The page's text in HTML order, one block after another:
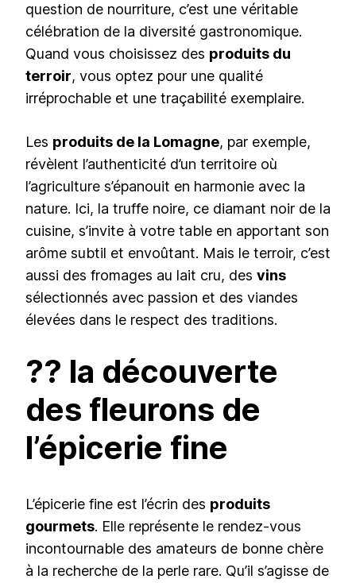
question de nourriture, c’est une véritable
célébration de la diversité gastronomique.
Quand vous choisissez des produits du
terroir, vous optez pour une qualité
irréprochable et une traçabilité exemplaire.
Les produits de la Lomagne, par exemple,
révèlent l’authenticité d’un territoire où
l’agriculture s’épanouit en harmonie avec la
nature. Ici, la truffe noire, ce diamant noir de la
cuisine, s’invite à votre table en apportant son
arôme subtil et envoûtant. Mais le terroir, c’est
aussi des fromages au lait cru, des vins
sélectionnés avec passion et des viandes
élevées dans le respect des traditions.
?? la découverte
des fleurons de
l’épicerie fine
L’épicerie fine est l’écrin des produits
gourmets. Elle représente le rendez-vous
incontournable des amateurs de bonne chère
à la recherche de la perle rare. Qu’il s’agisse de